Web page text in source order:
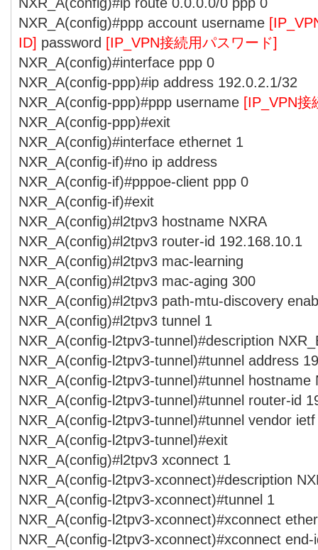
NXR_A(config)#ppp account username
ID] password [IP_VPN接続用パスワード]
NXR_A(config)#interface ppp 0
NXR_A(config-ppp)#ip address 192.0.2.1/32
NXR_A(config-ppp)#ppp username [IP_VPN接
NXR_A(config-ppp)#exit
NXR_A(config)#interface ethernet 1
NXR_A(config-if)#no ip address
NXR_A(config-if)#pppoe-client ppp 0
NXR_A(config-if)#exit
NXR_A(config)#l2tpv3 hostname NXRA
NXR_A(config)#l2tpv3 router-id 192.168.10.1
NXR_A(config)#l2tpv3 mac-learning
NXR_A(config)#l2tpv3 mac-aging 300
NXR_A(config)#l2tpv3 path-mtu-discovery
NXR_A(config)#l2tpv3 tunnel 1
NXR_A(config-l2tpv3-tunnel)#description
NXR_A(config-l2tpv3-tunnel)#tunnel address
NXR_A(config-l2tpv3-tunnel)#tunnel hostname
NXR_A(config-l2tpv3-tunnel)#tunnel router-id
NXR_A(config-l2tpv3-tunnel)#tunnel vendor ietf
NXR_A(config-l2tpv3-tunnel)#exit
NXR_A(config)#l2tpv3 xconnect 1
NXR_A(config-l2tpv3-xconnect)#description
NXR_A(config-l2tpv3-xconnect)#tunnel 1
NXR_A(config-l2tpv3-xconnect)#xconnect
NXR_A(config-l2tpv3-xconnect)#xconnect end-